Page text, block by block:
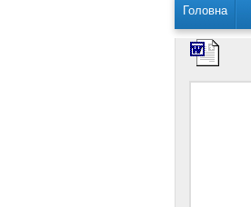
Головна